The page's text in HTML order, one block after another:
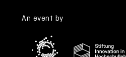
An event by